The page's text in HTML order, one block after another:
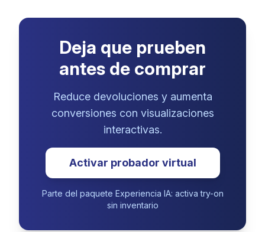
Deja que prueben
antes de comprar
Reduce devoluciones y aumenta
conversiones con visualizaciones
interactivas.
Activar probador virtual
Parte del paquete Experiencia IA: activa try-on
sin inventario